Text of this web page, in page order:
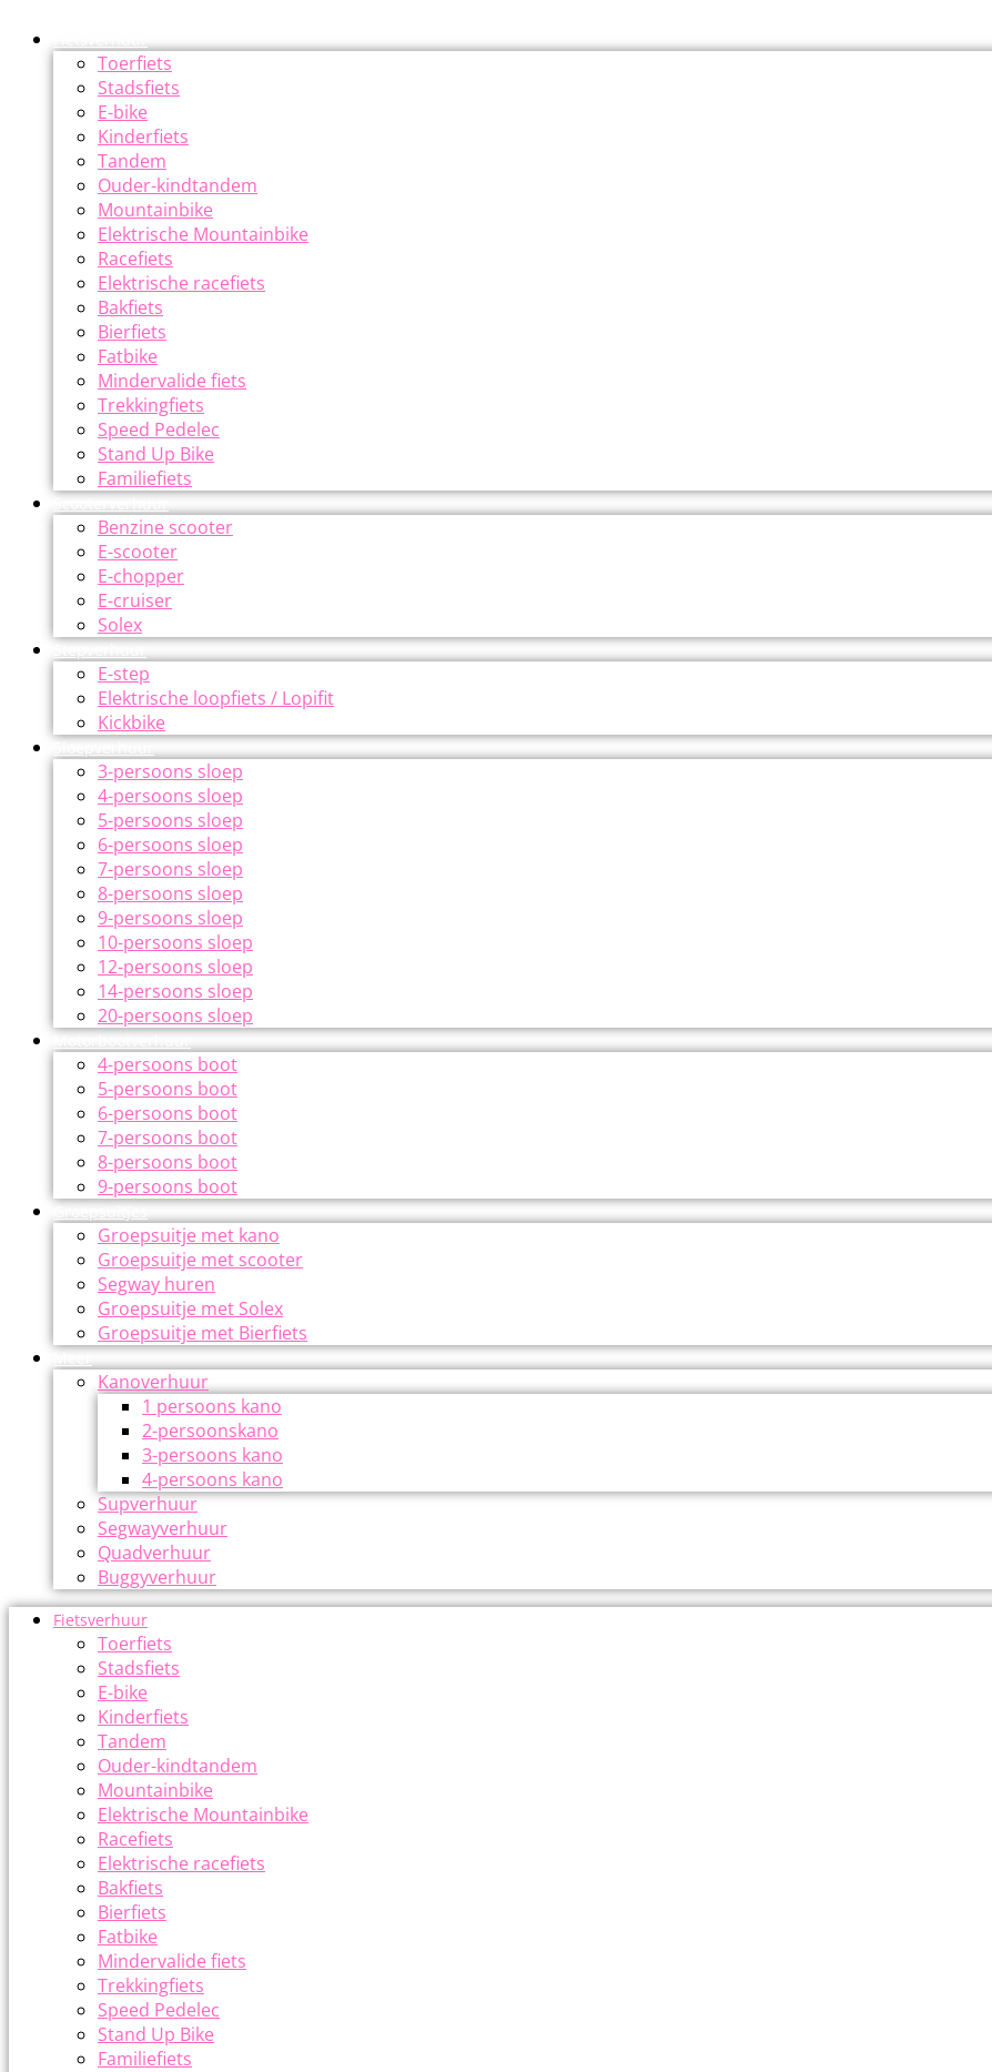
Toerfiets
Stadsfiets
E-bike
Kinderfiets
Tandem
Ouder-kindtandem
Mountainbike
Elektrische Mountainbike
Racefiets
Elektrische racefiets
Bakfiets
Bierfiets
Fatbike
Mindervalide fiets
Trekkingfiets
Speed Pedelec
Stand Up Bike
Familiefiets
Scooterverhuur
Benzine scooter
E-scooter
E-chopper
E-cruiser
Solex
Stepverhuur
E-step
Elektrische loopfiets / Lopifit
Kickbike
Sloepverhuur
3-persoons sloep
4-persoons sloep
5-persoons sloep
6-persoons sloep
7-persoons sloep
8-persoons sloep
9-persoons sloep
10-persoons sloep
12-persoons sloep
14-persoons sloep
20-persoons sloep
Motorbootverhuur
4-persoons boot
5-persoons boot
6-persoons boot
7-persoons boot
8-persoons boot
9-persoons boot
Groepsuitjes
Groepsuitje met kano
Groepsuitje met scooter
Segway huren
Groepsuitje met Solex
Groepsuitje met Bierfiets
Meer
Kanoverhuur
1 persoons kano
2-persoonskano
3-persoons kano
4-persoons kano
Supverhuur
Segwayverhuur
Quadverhuur
Buggyverhuur
Fietsverhuur
Toerfiets
Stadsfiets
E-bike
Kinderfiets
Tandem
Ouder-kindtandem
Mountainbike
Elektrische Mountainbike
Racefiets
Elektrische racefiets
Bakfiets
Bierfiets
Fatbike
Mindervalide fiets
Trekkingfiets
Speed Pedelec
Stand Up Bike
Familiefiets